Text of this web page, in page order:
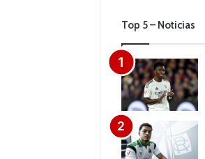
Top 5 – Noticias